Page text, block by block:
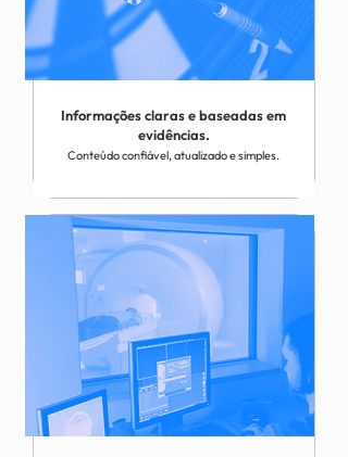
Informações claras e baseadas em
evidências.
Conteúdo confiável, atualizado e simples.